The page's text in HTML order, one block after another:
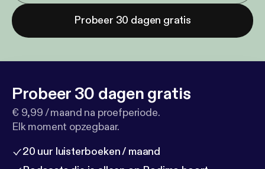
Probeer 30 dagen gratis
Probeer 30 dagen gratis
€ 9,99 / maand na proefperiode.
Elk moment opzegbaar.
20 uur luisterboeken / maand